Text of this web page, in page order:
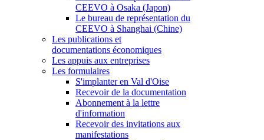
CEEVO à Osaka (Japon)
Le bureau de représentation du
CEEVO à Shanghai (Chine)
Les publications et
documentations économiques
Les appuis aux entreprises
Les formulaires
S'implanter en Val d'Oise
Recevoir de la documentation
Abonnement à la lettre
d'information
Recevoir des invitations aux
manifestations